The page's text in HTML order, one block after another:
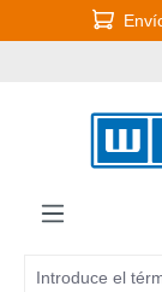
Saltar al contenido